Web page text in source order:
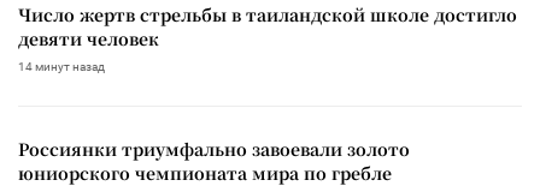
Число жертв стрельбы в таиландской школе достигло
девяти человек
14 минут назад
Россиянки триумфально завоевали золото
юниорского чемпионата мира по гребле